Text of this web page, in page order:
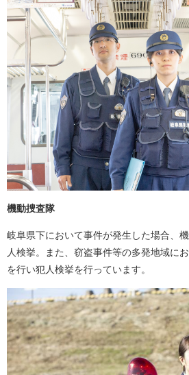
機動捜査隊
岐阜県下において事件が発生した場合、
人検挙。また、窃盗事件等の多発地域に
を行い犯人検挙を行っています。